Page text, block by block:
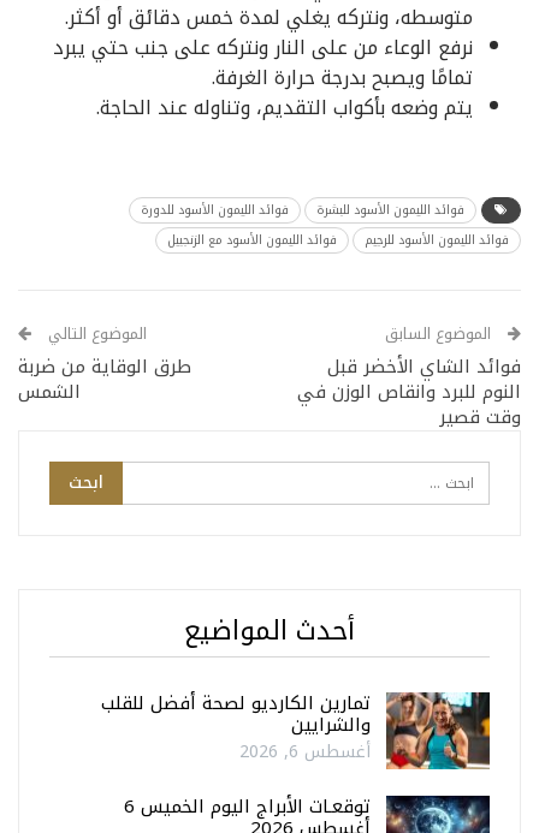
متوسطه، ونتركه يغلي لمدة خمس دقائق أو أكثر.
نرفع الوعاء من على النار ونتركه على جنب حتي يبرد
تمامًا ويصبح بدرجة حرارة الغرفة.
يتم وضعه بأكواب التقديم، وتناوله عند الحاجة.
فوائد الليمون الأسود للبشرة
فوائد الليمون الأسود للدورة
فوائد الليمون الأسود للرجيم
فوائد الليمون الأسود مع الزنجبيل
الموضوع السابق
فوائد الشاي الأخضر قبل
النوم للبرد وانقاص الوزن في
وقت قصير
الموضوع التالي
طرق الوقاية من ضربة
الشمس
أحدث المواضيع
تمارين الكارديو لصحة أفضل للقلب
والشرايين
أغسطس 6, 2026
توقعـات الأبراج اليوم الخميس 6